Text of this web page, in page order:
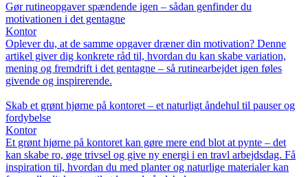
Gør rutineopgaver spændende igen – sådan genfinder du
motivationen i det gentagne
Kontor
Oplever du, at de samme opgaver dræner din motivation? Denne
artikel giver dig konkrete råd til, hvordan du kan skabe variation,
mening og fremdrift i det gentagne – så rutinearbejdet igen føles
givende og inspirerende.
Skab et grønt hjørne på kontoret – et naturligt åndehul til pauser og
fordybelse
Kontor
Et grønt hjørne på kontoret kan gøre mere end blot at pynte – det
kan skabe ro, øge trivsel og give ny energi i en travl arbejdsdag. Få
inspiration til, hvordan du med planter og naturlige materialer kan